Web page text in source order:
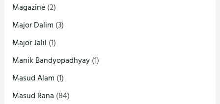
Magazine(2)
Major Dalim (3)
Major Jalil (1)
Manik Bandyopadhyay(1)
Masud Alam (1)
Masud Rana (84)